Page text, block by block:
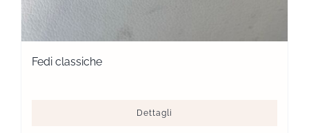
Fedi classiche
Dettagli